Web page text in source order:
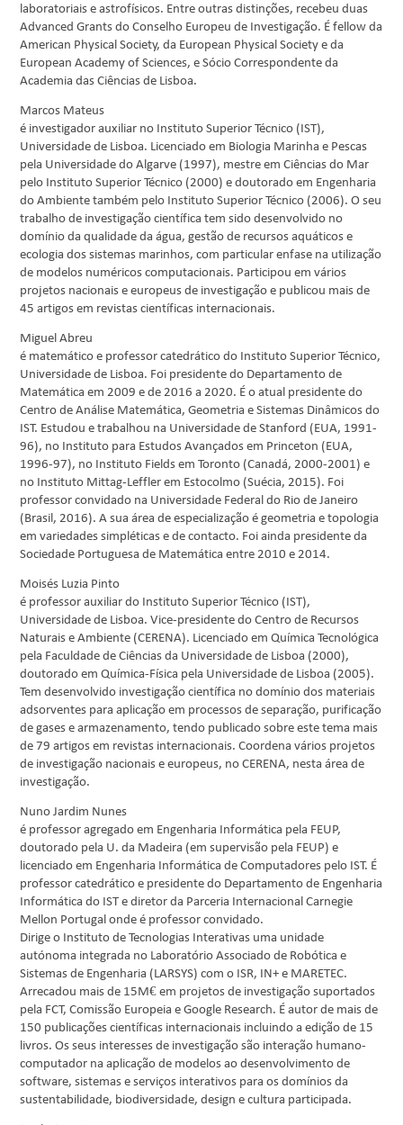
laboratoriais e astrofísicos. Entre outras distinções, recebeu duas
Advanced Grants do Conselho Europeu de Investigação. É fellow da
American Physical Society, da European Physical Society e da
European Academy of Sciences, e Sócio Correspondente da
Academia das Ciências de Lisboa.
Marcos Mateus
é investigador auxiliar no Instituto Superior Técnico (IST),
Universidade de Lisboa. Licenciado em Biologia Marinha e Pescas
pela Universidade do Algarve (1997), mestre em Ciências do Mar
pelo Instituto Superior Técnico (2000) e doutorado em Engenharia
do Ambiente também pelo Instituto Superior Técnico (2006). O seu
trabalho de investigação científica tem sido desenvolvido no
domínio da qualidade da água, gestão de recursos aquáticos e
ecologia dos sistemas marinhos, com particular enfase na utilização
de modelos numéricos computacionais. Participou em vários
projetos nacionais e europeus de investigação e publicou mais de
45 artigos em revistas científicas internacionais.
Miguel Abreu
é matemático e professor catedrático do Instituto Superior Técnico,
Universidade de Lisboa. Foi presidente do Departamento de
Matemática em 2009 e de 2016 a 2020. É o atual presidente do
Centro de Análise Matemática, Geometria e Sistemas Dinâmicos do
IST. Estudou e trabalhou na Universidade de Stanford (EUA, 1991-
96), no Instituto para Estudos Avançados em Princeton (EUA,
1996-97), no Instituto Fields em Toronto (Canadá, 2000-2001) e
no Instituto Mittag-Leffler em Estocolmo (Suécia, 2015). Foi
professor convidado na Universidade Federal do Rio de Janeiro
(Brasil, 2016). A sua área de especialização é geometria e topologia
em variedades simpléticas e de contacto. Foi ainda presidente da
Sociedade Portuguesa de Matemática entre 2010 e 2014.
Moisés Luzia Pinto
é professor auxiliar do Instituto Superior Técnico (IST),
Universidade de Lisboa. Vice-presidente do Centro de Recursos
Naturais e Ambiente (CERENA). Licenciado em Química Tecnológica
pela Faculdade de Ciências da Universidade de Lisboa (2000),
doutorado em Química-Física pela Universidade de Lisboa (2005).
Tem desenvolvido investigação científica no domínio dos materiais
adsorventes para aplicação em processos de separação, purificação
de gases e armazenamento, tendo publicado sobre este tema mais
de 79 artigos em revistas internacionais. Coordena vários projetos
de investigação nacionais e europeus, no CERENA, nesta área de
investigação.
Nuno Jardim Nunes
é professor agregado em Engenharia Informática pela FEUP,
doutorado pela U. da Madeira (em supervisão pela FEUP) e
licenciado em Engenharia Informática de Computadores pelo IST. É
professor catedrático e presidente do Departamento de Engenharia
Informática do IST e diretor da Parceria Internacional Carnegie
Mellon Portugal onde é professor convidado.
Dirige o Instituto de Tecnologias Interativas uma unidade
autónoma integrada no Laboratório Associado de Robótica e
Sistemas de Engenharia (LARSYS) com o ISR, IN+ e MARETEC.
Arrecadou mais de 15M€ em projetos de investigação suportados
pela FCT, Comissão Europeia e Google Research. É autor de mais de
150 publicações científicas internacionais incluindo a edição de 15
livros. Os seus interesses de investigação são interação humano-
computador na aplicação de modelos ao desenvolvimento de
software, sistemas e serviços interativos para os domínios da
sustentabilidade, biodiversidade, design e cultura participada.